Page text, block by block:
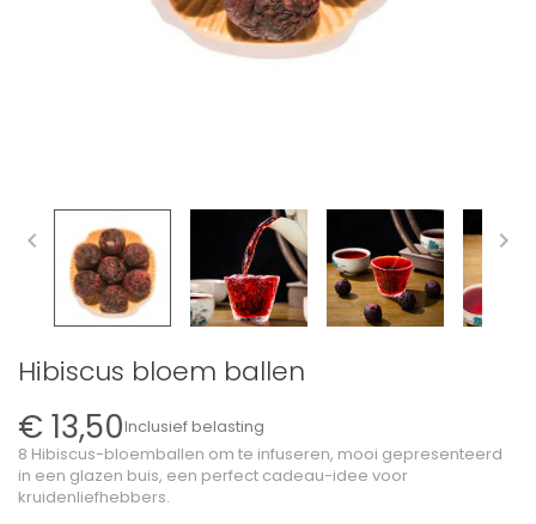
 
Hibiscus bloem ballen
€ 13,50Inclusief belasting
8 Hibiscus-bloemballen om te infuseren, mooi gepresenteerd
in een glazen buis, een perfect cadeau-idee voor
kruidenliefhebbers.